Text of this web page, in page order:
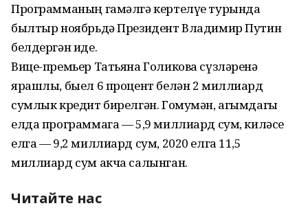
Программаның гамәлгә кертелүе турында
былтыр ноябрьдә Президент Владимир Путин
белдергән иде.
Вице-премьер Татьяна Голикова сүзләренә
ярашлы, быел 6 процент белән 2 миллиард
сумлык кредит бирелгән. Гомумән, агымдагы
елда программага — 5,9 миллиард сум, киләсе
елга — 9,2 миллиард сум, 2020 елга 11,5
миллиард сум акча салынган.
Читайте нас